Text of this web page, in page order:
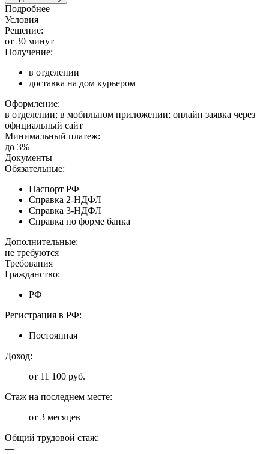
Подробнее
Условия
Решение:
от 30 минут
Получение:
в отделении
доставка на дом курьером
Оформление:
в отделении; в мобильном приложении; онлайн заявка через
официальный сайт
Минимальный платеж:
до 3%
Документы
Обязательные:
Паспорт РФ
Справка 2-НДФЛ
Справка 3-НДФЛ
Справка по форме банка
Дополнительные:
не требуются
Требования
Гражданство:
РФ
Регистрация в РФ:
Постоянная
Доход:
от 11 100 руб.
Стаж на последнем месте:
от 3 месяцев
Общий трудовой стаж:
—